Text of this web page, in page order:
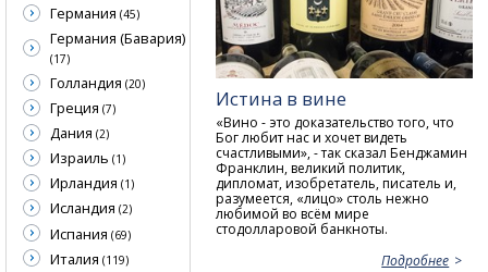
Истина в вине
«Вино - это доказательство того, что
Бог любит нас и хочет видеть
счастливыми», - так сказал Бенджамин
Франклин, великий политик,
дипломат, изобретатель, писатель и,
разумеется, «лицо» столь нежно
любимой во всём мире
стодолларовой банкноты.
Подробнее
Германия (45)
Германия (Бавария)
(17)
Голландия (20)
Греция (7)
Дания (2)
Израиль (1)
Ирландия (1)
Исландия (2)
Испания (69)
Италия (119)